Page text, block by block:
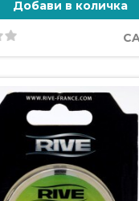
Добави в количка